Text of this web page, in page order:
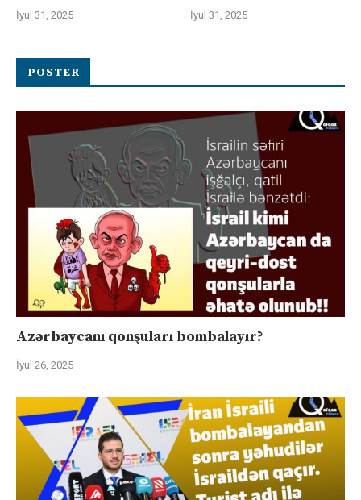
İyul 31, 2025 İyul 31, 2025
POSTER
Azərbaycanı qonşuları bombalayır?
İyul 26, 2025